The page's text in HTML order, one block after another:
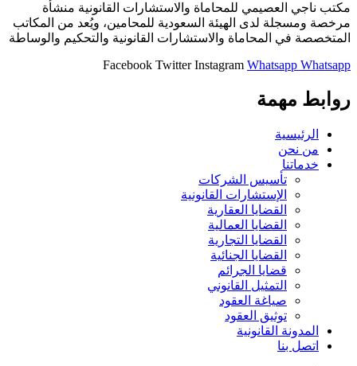
مكتب ناجي العصيمي للمحاماة والاستشارات القانونية منشأة
مرخصة ومسجلة لدى الهيئة السعودية للمحامين، ويُعد من المكاتب
المتخصصة في المحاماة والاستشارات القانونية والتحكيم والوساطة
Facebook Twitter Instagram Whatsapp Whatsapp
روابط مهمة
الرئيسية
من نحن
خدماتنا
تأسيس الشركات
الإستشارات القانونية
القضايا العقارية
القضايا العمالية
القضايا التجارية
القضايا الجنائية
قضايا الجرائم
التمثيل القانوني
صياغة العقود
توثيق العقود
المدونة القانونية
اتصل بنا